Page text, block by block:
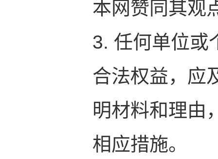
本网赞同其观
3. 任何单位或
合法权益，应
明材料和理由
相应措施。